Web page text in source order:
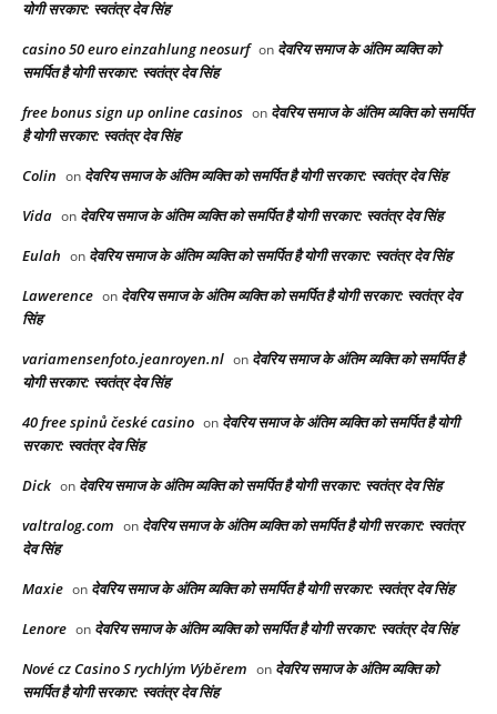
योगी सरकार: स्वतंत्र देव सिंह
casino 50 euro einzahlung neosurf on देवरिय समाज के अंतिम व्यक्ति को
समर्पित है योगी सरकार: स्वतंत्र देव सिंह
free bonus sign up online casinos on देवरिय समाज के अंतिम व्यक्ति को समर्पित
है योगी सरकार: स्वतंत्र देव सिंह
Colin on देवरिय समाज के अंतिम व्यक्ति को समर्पित है योगी सरकार: स्वतंत्र देव सिंह
Vida on देवरिय समाज के अंतिम व्यक्ति को समर्पित है योगी सरकार: स्वतंत्र देव सिंह
Eulah on देवरिय समाज के अंतिम व्यक्ति को समर्पित है योगी सरकार: स्वतंत्र देव सिंह
Lawerence on देवरिय समाज के अंतिम व्यक्ति को समर्पित है योगी सरकार: स्वतंत्र देव
सिंह
variamensenfoto.jeanroyen.nl on देवरिय समाज के अंतिम व्यक्ति को समर्पित है
योगी सरकार: स्वतंत्र देव सिंह
40 free spinů české casino on देवरिय समाज के अंतिम व्यक्ति को समर्पित है योगी
सरकार: स्वतंत्र देव सिंह
Dick on देवरिय समाज के अंतिम व्यक्ति को समर्पित है योगी सरकार: स्वतंत्र देव सिंह
valtralog.com on देवरिय समाज के अंतिम व्यक्ति को समर्पित है योगी सरकार: स्वतंत्र
देव सिंह
Maxie on देवरिय समाज के अंतिम व्यक्ति को समर्पित है योगी सरकार: स्वतंत्र देव सिंह
Lenore on देवरिय समाज के अंतिम व्यक्ति को समर्पित है योगी सरकार: स्वतंत्र देव सिंह
Nové cz Casino S rychlým Výběrem on देवरिय समाज के अंतिम व्यक्ति को
समर्पित है योगी सरकार: स्वतंत्र देव सिंह